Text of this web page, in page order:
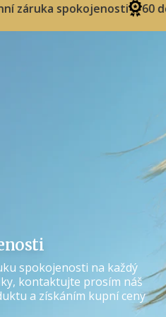
60 denní
spokojenosti na každý
kontaktujte prosím náš
a získáním kupní ceny
Doprava zdarma
15% sleva